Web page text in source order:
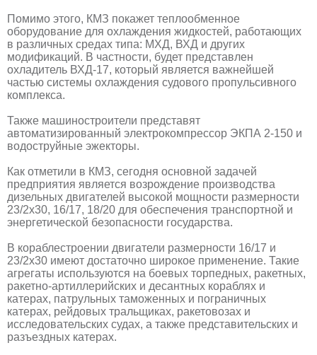
Помимо этого, КМЗ покажет теплообменное
оборудование для охлаждения жидкостей, работающих
в различных средах типа: МХД, ВХД и других
модификаций. В частности, будет представлен
охладитель ВХД-17, который является важнейшей
частью системы охлаждения судового пропульсивного
комплекса.
Также машиностроители представят
автоматизированный электрокомпрессор ЭКПА 2-150 и
водоструйные эжекторы.
Как отметили в КМЗ, сегодня основной задачей
предприятия является возрождение производства
дизельных двигателей высокой мощности размерности
23/2х30, 16/17, 18/20 для обеспечения транспортной и
энергетической безопасности государства.
В кораблестроении двигатели размерности 16/17 и
23/2х30 имеют достаточно широкое применение. Такие
агрегаты используются на боевых торпедных, ракетных,
ракетно-артиллерийских и десантных кораблях и
катерах, патрульных таможенных и пограничных
катерах, рейдовых тральщиках, ракетовозах и
исследовательских судах, а также представительских и
разъездных катерах.